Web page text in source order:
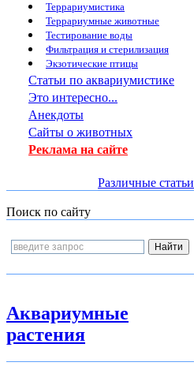
Террариумистика
Террариумные животные
Тестирование воды
Фильтрация и стерилизация
Экзотические птицы
Статьи по аквариумистике
Это интересно...
Анекдоты
Сайты о животных
Реклама на сайте
Различные статьи
Поиск по сайту
Аквариумные
растения